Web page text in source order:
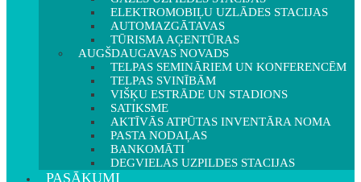
ELEKTROMOBIĻU UZLĀDES STACIJAS
AUTOMAZGĀTAVAS
TŪRISMA AĢENTŪRAS
AUGŠDAUGAVAS NOVADS
TELPAS SEMINĀRIEM UN KONFERENCĒM
TELPAS SVINĪBĀM
VIŠĶU ESTRĀDE UN STADIONS
SATIKSME
AKTĪVĀS ATPŪTAS INVENTĀRA NOMA
PASTA NODAĻAS
BANKOMĀTI
DEGVIELAS UZPILDES STACIJAS
PASĀKUMI